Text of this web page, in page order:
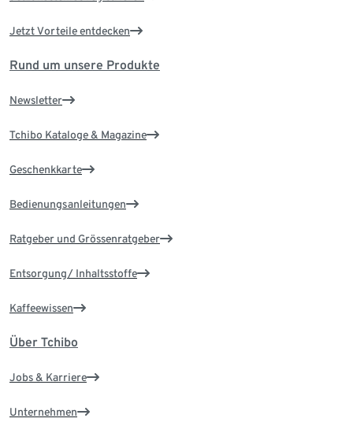
Jetzt Vorteile entdecken
Rund um unsere Produkte
Newsletter
Tchibo Kataloge & Magazine
Geschenkkarte
Bedienungsanleitungen
Ratgeber und Grössenratgeber
Entsorgung/ Inhaltsstoffe
Kaffeewissen
Über Tchibo
Jobs & Karriere
Unternehmen